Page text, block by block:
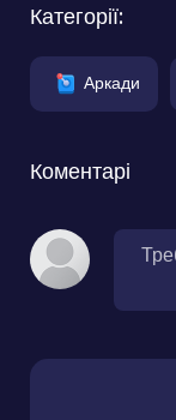
Категорії:
Аркади
Коментарі